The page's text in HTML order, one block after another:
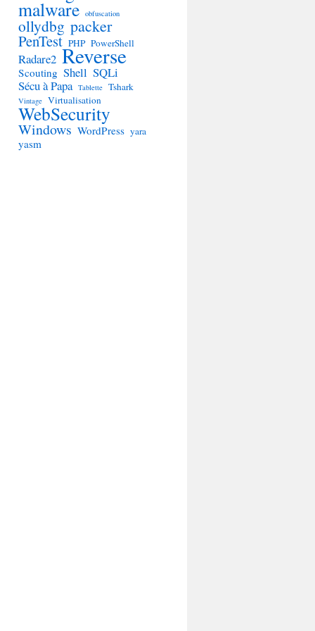
malware obfuscation
ollydbg packer
PenTest PHP PowerShell
Radare2 Reverse
Scouting Shell SQLi
Sécu à Papa Tablette Tshark
Vintage Virtualisation
WebSecurity
Windows WordPress yara
yasm